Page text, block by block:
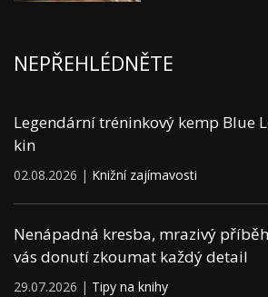
NEPŘEHLÉDNĚTE
Legendární tréninkový kemp Blue
kin
02.08.2026 | Knižní zajímavosti
Nenápadná kresba, mrazivý
vás donutí zkoumat každý detail
29.07.2026 | Tipy na knihy